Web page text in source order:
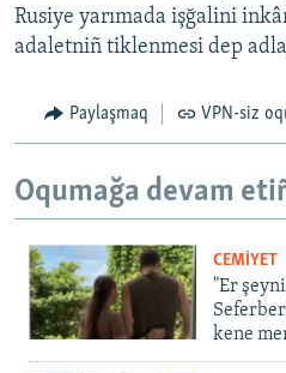
Rusiye yarımada işğalini
adaletniñ tiklenmesi dep
Paylaşmaq VPN-siz
Oqumağa devam
CEMİYET
"Er
kene